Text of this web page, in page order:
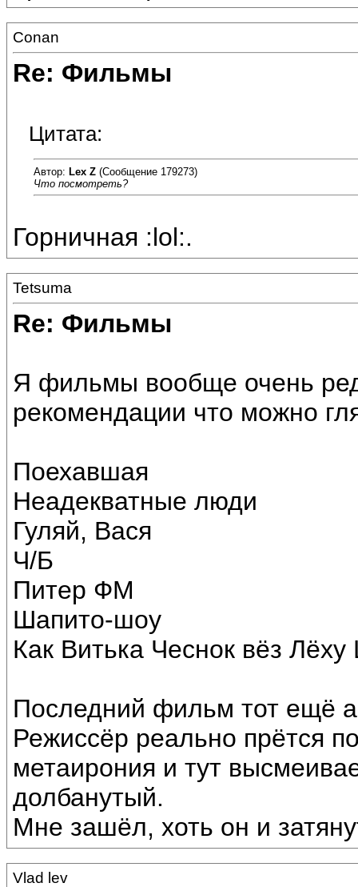
Conan
Re: Фильмы
Цитата:
Автор: Lex Z (Сообщение 179273)
Что посмотреть?
Горничная :lol:.
Tetsuma
Re: Фильмы
Я фильмы вообще очень
рекомендации что можно
Поехавшая
Неадекватные люди
Гуляй, Вася
Ч/Б
Питер ФМ
Шапито-шоу
Как Витька Чеснок вёз
Последний фильм тот ещё
Режиссёр реально прётся
метаирония и тут
долбанутый.
Мне зашёл, хоть он и
Vlad lev